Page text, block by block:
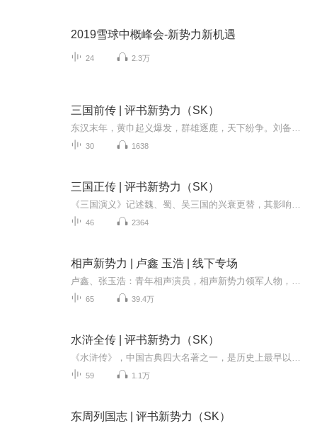
2019雪球中概峰会-新势力新机遇
24 2.3万
三国前传 | 评书新势力（SK）
30 1638
三国正传 | 评书新势力（SK）
46 2364
相声新势力 | 卢鑫 玉浩 | 线下专场
65 39.4万
水浒全传 | 评书新势力（SK）
59 1.1万
东周列国志 | 评书新势力（SK）